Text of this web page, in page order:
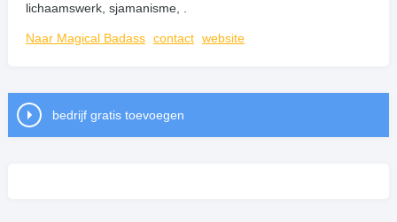
lichaamswerk, sjamanisme, .
Naar Magical Badass contact website
bedrijf gratis toevoegen